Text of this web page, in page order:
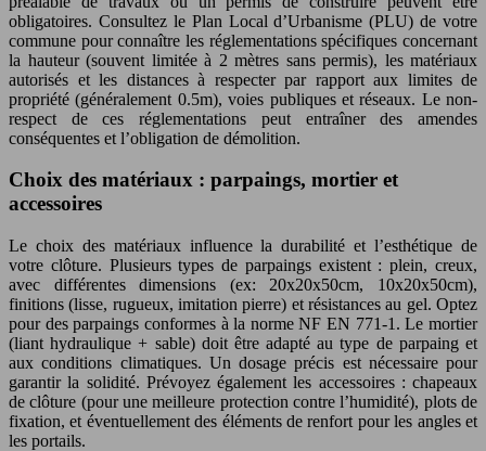
obligatoires. Consultez le Plan Local d’Urbanisme (PLU) de votre
commune pour connaître les réglementations spécifiques concernant
la hauteur (souvent limitée à 2 mètres sans permis), les matériaux
autorisés et les distances à respecter par rapport aux limites de
propriété (généralement 0.5m), voies publiques et réseaux. Le non-
respect de ces réglementations peut entraîner des amendes
conséquentes et l’obligation de démolition.
Choix des matériaux : parpaings, mortier et
accessoires
Le choix des matériaux influence la durabilité et l’esthétique de
votre clôture. Plusieurs types de parpaings existent : plein, creux,
avec différentes dimensions (ex: 20x20x50cm, 10x20x50cm),
finitions (lisse, rugueux, imitation pierre) et résistances au gel. Optez
pour des parpaings conformes à la norme NF EN 771-1. Le mortier
(liant hydraulique + sable) doit être adapté au type de parpaing et
aux conditions climatiques. Un dosage précis est nécessaire pour
garantir la solidité. Prévoyez également les accessoires : chapeaux
de clôture (pour une meilleure protection contre l’humidité), plots de
fixation, et éventuellement des éléments de renfort pour les angles et
les portails.